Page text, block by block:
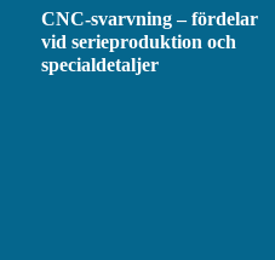
CNC-svarvning – fördelar
vid serieproduktion och
specialdetaljer